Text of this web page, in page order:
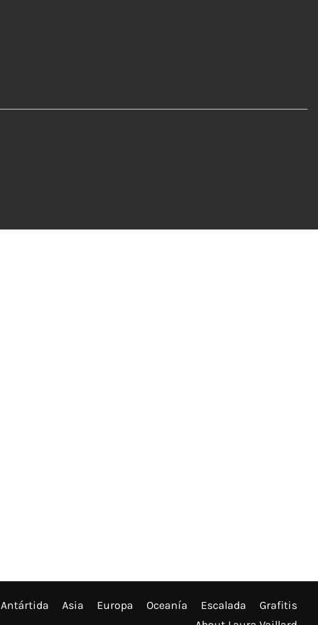
Antártida Asia Europa Oceanía Escalada
Grafitis